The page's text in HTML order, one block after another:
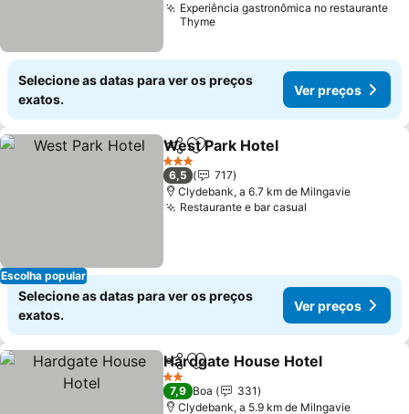
Experiência gastronômica no restaurante
Thyme
Selecione as datas para ver os preços
exatos.
Ver preços
Escolha popular
PartilharAdicionar aos favoritos
West Park Hotel
3 Estrelas
6,5
717
Clydebank, a 6.7 km de Milngavie
Restaurante e bar casual
Selecione as datas para ver os preços
exatos.
Ver preços
PartilharAdicionar aos favoritos
Hardgate House Hotel
2 Estrelas
7,9 Boa
331
Clydebank, a 5.9 km de Milngavie